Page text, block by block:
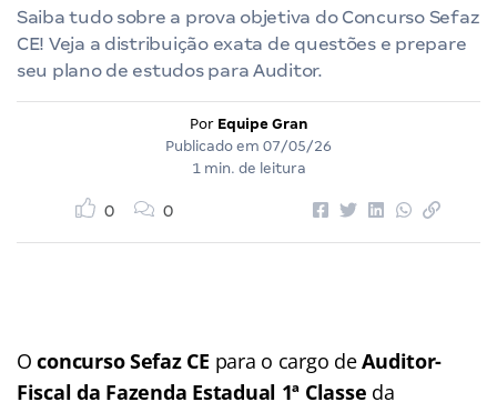
Saiba tudo sobre a prova objetiva do Concurso Sefaz
CE! Veja a distribuição exata de questões e prepare
seu plano de estudos para Auditor.
Por Equipe Gran
Publicado em 07/05/26
1 min. de leitura
0 0
Oconcurso Sefaz CE para o cargo deAuditor-
Fiscal da Fazenda Estadual 1ª Classe da